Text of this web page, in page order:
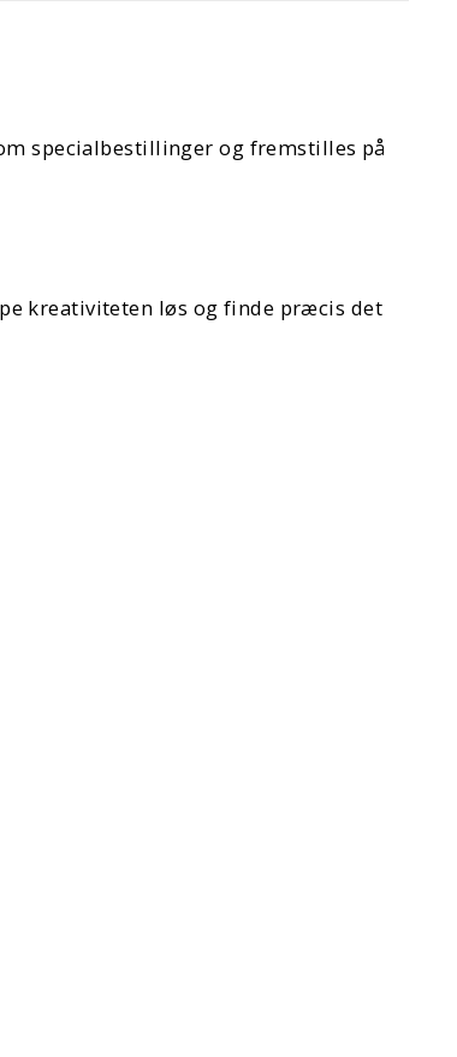
specialbestillinger og fremstilles på
kreativiteten løs og finde præcis det